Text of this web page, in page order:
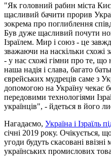
"Як головний рабин міста
щасливий бачити прорив
зокрема про поглиблення
Був дуже щасливий почути
Ізраїлем. Мир і союз - це
зважаючи на наскільки схожі
- у нас схожі гімни про те, що
наша надія і слава, багато
єврейських мудреців саме з
допомогою на Україну чекає
передовими технологіями
українців", - йдеться в його
Нагадаємо, Україна і Ізраїль
січні 2019 року. Очікується,
угоди будуть скасовані
українських промислових